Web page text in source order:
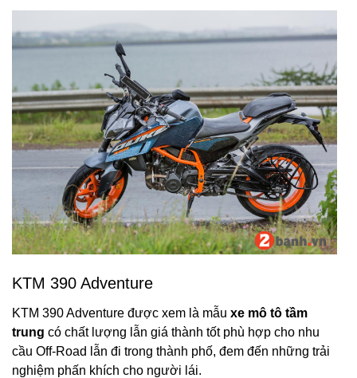
KTM 390 Adventure
KTM 390 Adventure được xem là mẫu xe mô tô tầm
trung có chất lượng lẫn giá thành tốt phù hợp cho nhu
cầu Off-Road lẫn đi trong thành phố, đem đến những trải
nghiệm phấn khích cho người lái.